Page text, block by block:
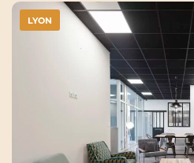
LYON